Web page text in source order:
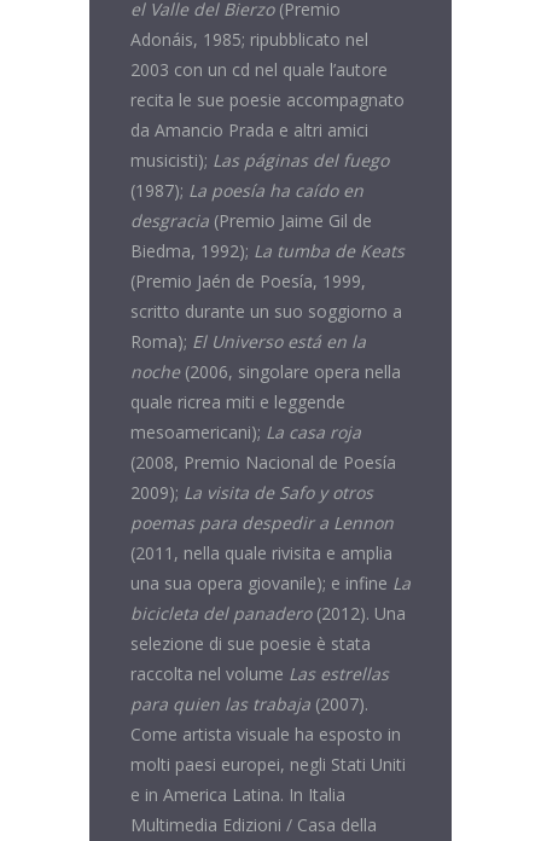
el Valle del Bierzo(Premio
Adonáis, 1985; ripubblicato nel
2003 con un cd nel quale l’autore
recita le sue poesie accompagnato
da Amancio Prada e altri amici
musicisti); Las páginas del fuego
(1987); La poesía ha caído en
desgracia(Premio Jaime Gil de
Biedma, 1992); La tumba de Keats
(Premio Jaén de Poesía, 1999,
scritto durante un suo soggiorno a
Roma); El Universo está en la
noche(2006, singolare opera nella
quale ricrea miti e leggende
mesoamericani); La casa roja
(2008, Premio Nacional de Poesía
2009); La visita de Safo y otros
poemas para despedir a Lennon
(2011, nella quale rivisita e amplia
una sua opera giovanile); e infine La
bicicleta del panadero(2012). Una
selezione di sue poesie è stata
raccolta nel volume Las estrellas
para quien las trabaja(2007).
Come artista visuale ha esposto in
molti paesi europei, negli Stati Uniti
e in America Latina. In Italia
Multimedia Edizioni / Casa della